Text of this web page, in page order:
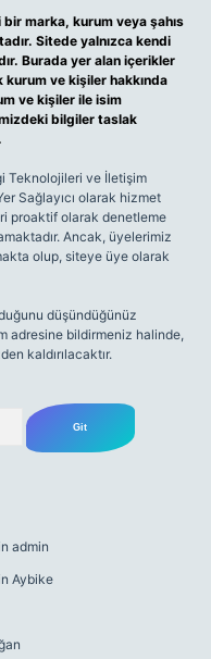
marka, kurum veya şahıs
Sitede yalnızca kendi
Burada yer alan içerikler
ve kişiler hakkında
ve kişiler ile isim
bilgiler taslak
Teknolojileri ve İletişim
Sağlayıcı olarak hizmet
proaktif olarak denetleme
Ancak, üyelerimiz
olup, siteye üye olarak
düşündüğünüz
adresine bildirmeniz halinde,
kaldırılacaktır.
admin
Aybike